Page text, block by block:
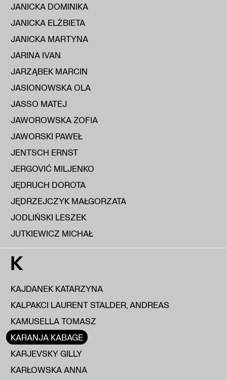
JANICKA DOMINIKA
JANICKA ELŻBIETA
JANICKA MARTYNA
JARINA IVAN
JARZĄBEK MARCIN
JASIONOWSKA OLA
JASSO MATEJ
JAWOROWSKA ZOFIA
JAWORSKI PAWEŁ
JENTSCH ERNST
JERGOVIĆ MILJENKO
JĘDRUCH DOROTA
JĘDRZEJCZYK MAŁGORZATA
JODLIŃSKI LESZEK
JUTKIEWICZ MICHAŁ
K
KAJDANEK KATARZYNA
KALPAKCI LAURENT STALDER, ANDREAS
KAMUSELLA TOMASZ
KARANJA KABAGE
KARJEVSKY GILLY
KARŁOWSKA ANNA